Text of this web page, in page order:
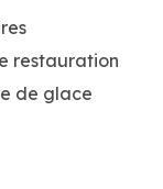
restauration
de glace